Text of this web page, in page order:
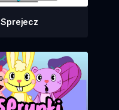
Sprejecz